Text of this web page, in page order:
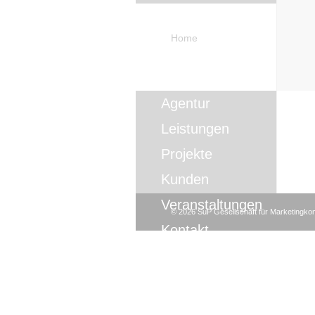
Home
Agentur
Leistungen
Projekte
Kunden
Veranstaltungen
Kontakt
©2026SuP Gesellschaft für